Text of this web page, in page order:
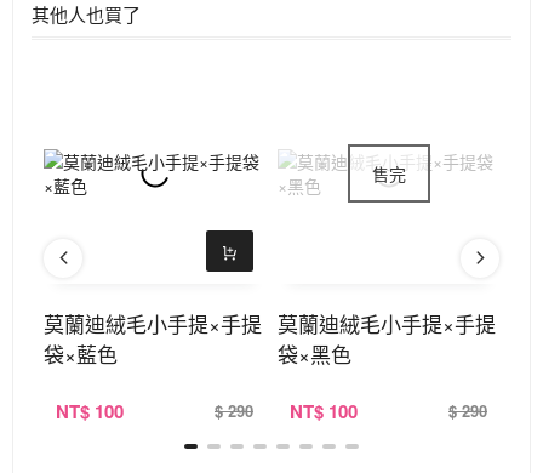
其他人也買了
莫蘭迪絨毛小手提×手提
袋×藍色
NT$ 100 $ 290
莫蘭迪絨毛小手提×手提
袋×黑色
NT$ 100 $ 290